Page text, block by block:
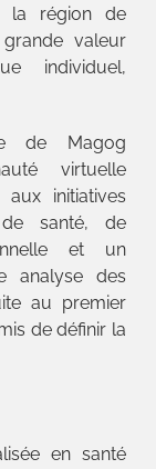
la région de
valeur
individuel,
de Magog
virtuelle
initiatives
santé, de
et un
analyse des
au premier
de définir la
en santé